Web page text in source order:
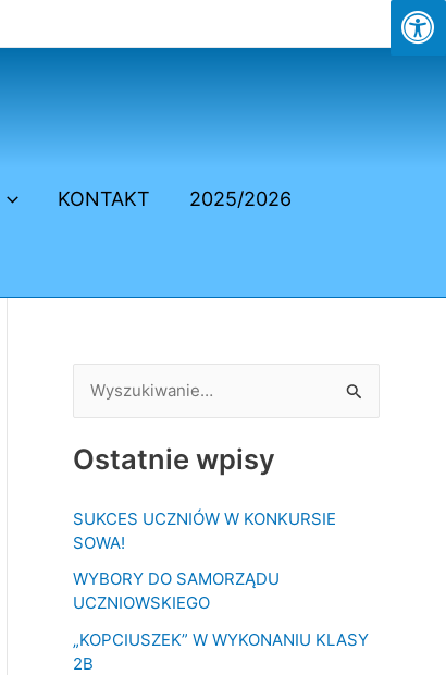
KONTAKT 2025/2026
u
a
d
a
Ostatnie wpisy
SUKCES UCZNIÓW W KONKURSIE
SOWA!
WYBORY DO SAMORZĄDU
UCZNIOWSKIEGO
„KOPCIUSZEK” W WYKONANIU KLASY
2B